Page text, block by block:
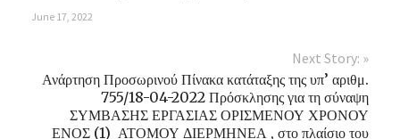
June 17, 2022
Next Story: »
Ανάρτηση Προσωρινού Πίνακα κατάταξης της υπ’ αριθμ.
755/18-04-2022 Πρόσκλησης για τη σύναψη
ΣΥΜΒΑΣΗΣ ΕΡΓΑΣΙΑΣ ΟΡΙΣΜΕΝΟΥ ΧΡΟΝΟΥ
ΕΝΟΣ (1) ΑΤΟΜΟΥ ΔΙΕΡΜΗΝΕΑ , στο πλαίσιο του